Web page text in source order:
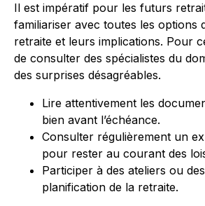
Il est impératif pour les futurs
familiariser avec toutes les options
retraite et leurs implications. Pour
de consulter des spécialistes du
des surprises désagréables.
Lire attentivement les
bien avant l’échéance.
Consulter régulièrement un
pour rester au courant des
Participer à des ateliers ou
planification de la retraite.